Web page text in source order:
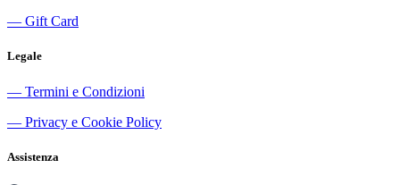
― Gift Card
Legale
― Termini e Condizioni
― Privacy e Cookie Policy
Assistenza